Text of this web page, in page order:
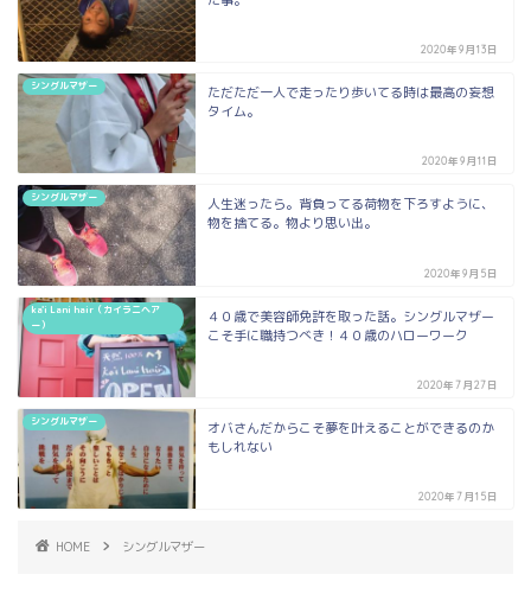
2020年9月13日
シングルマザー
ただただ一人で走ったり歩いてる時は最高の妄想
タイム。
2020年9月11日
シングルマザー
人生迷ったら。背負ってる荷物を下ろすように、
物を捨てる。物より思い出。
2020年9月5日
ka'i Lani hair（カイラニヘア
ー）
４０歳で美容師免許を取った話。シングルマザー
こそ手に職持つべき！４０歳のハローワーク
2020年7月27日
シングルマザー
オバさんだからこそ夢を叶えることができるのか
もしれない
2020年7月15日
HOME シングルマザー